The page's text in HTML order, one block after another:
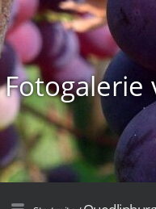
Fotogalerie